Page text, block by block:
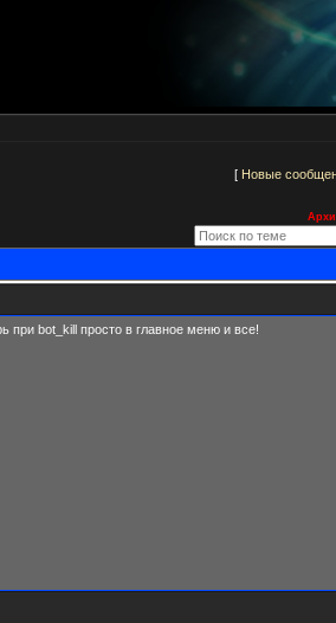
[ Новые
при bot_kill просто в главное меню и все!